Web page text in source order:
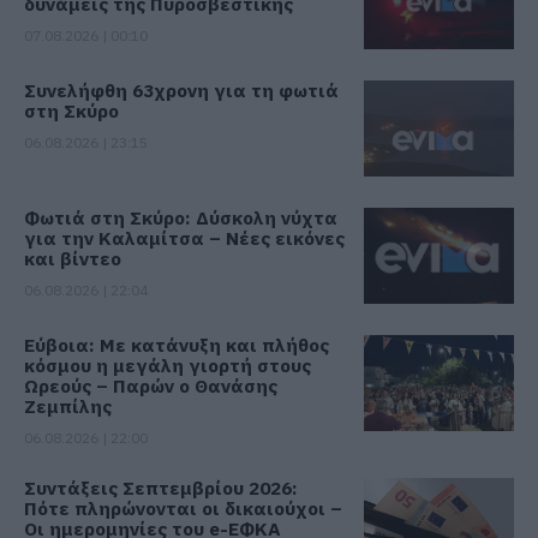
Συνελήφθη 63χρονη για τη φωτιά
στη Σκύρο
Φωτιά στη Σκύρο: Δύσκολη νύχτα
για την Καλαμίτσα – Νέες εικόνες
και βίντεο
Εύβοια: Με κατάνυξη και πλήθος
κόσμου η μεγάλη γιορτή στους
Ωρεούς – Παρών ο Θανάσης
Ζεμπίλης
Συντάξεις Σεπτεμβρίου 2026:
Πότε πληρώνονται οι δικαιούχοι –
Οι ημερομηνίες του e-ΕΦΚΑ